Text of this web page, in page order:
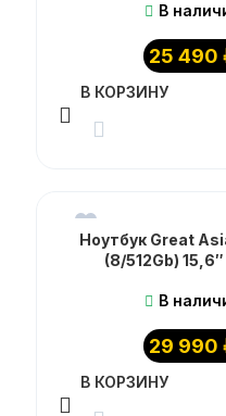
В
25 490
В КОРЗИНУ
Ноутбук Great
(8/512Gb)
В
29 990
В КОРЗИНУ